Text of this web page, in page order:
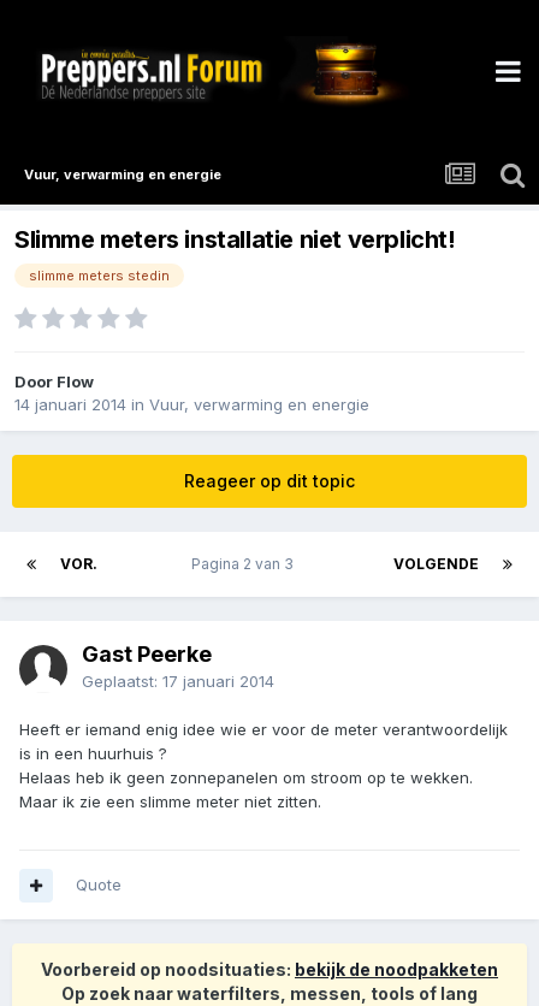
Vuur, verwarming en energie
Slimme meters installatie niet verplicht!
slimme meters stedin
Door Flow
14 januari 2014 in Vuur, verwarming en energie
Reageer op dit topic
VOR. VOLGENDE
Pagina 2 van 3
Gast Peerke
Geplaatst: 17 januari 2014
Heeft er iemand enig idee wie er voor de meter verantwoordelijk
is in een huurhuis ?
Helaas heb ik geen zonnepanelen om stroom op te wekken.
Maar ik zie een slimme meter niet zitten.
Quote
Voorbereid op noodsituaties: bekijk de noodpakketen
Op zoek naar waterfilters, messen, tools of lang